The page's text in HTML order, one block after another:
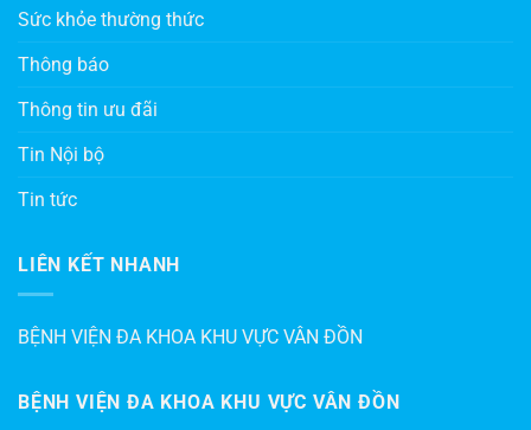
Sức khỏe thường thức
Thông báo
Thông tin ưu đãi
Tin Nội bộ
Tin tức
LIÊN KẾT NHANH
BỆNH VIỆN ĐA KHOA KHU VỰC VÂN ĐỒN
BỆNH VIỆN ĐA KHOA KHU VỰC VÂN ĐỒN